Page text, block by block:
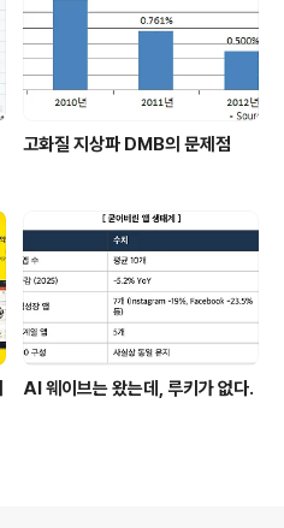
고화질 지상파 DMB의 문제점
AI 웨이브는 왔는데, 루키가 없다.